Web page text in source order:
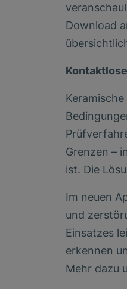
Download
Grenzen –
ist. Die
Im neuen
und
Einsatzes
erkennen
Mehr dazu